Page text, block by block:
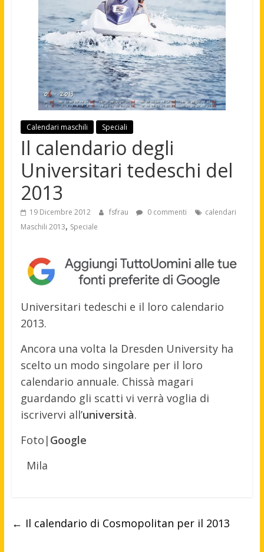
Calendari maschili Speciali
Il calendario degli
Universitari tedeschi del
2013
19 Dicembre 2012 fsfrau 0 commenti
calendari
Maschili 2013, Speciale
Universitari tedeschi e il loro calendario
2013.
Ancora una volta la Dresden University ha
scelto un modo singolare per il loro
calendario annuale. Chissà magari
guardando gli scatti vi verrà voglia di
iscrivervi all’università.
Foto| Google
Mila
← Il calendario di Cosmopolitan per il 2013